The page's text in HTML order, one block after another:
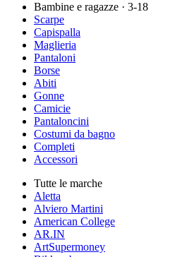
Bambine e ragazze · 3-18
Scarpe
Capispalla
Maglieria
Pantaloni
Borse
Abiti
Gonne
Camicie
Pantaloncini
Costumi da bagno
Completi
Accessori
Tutte le marche
Aletta
Alviero Martini
American College
AR.IN
ArtSupermoney